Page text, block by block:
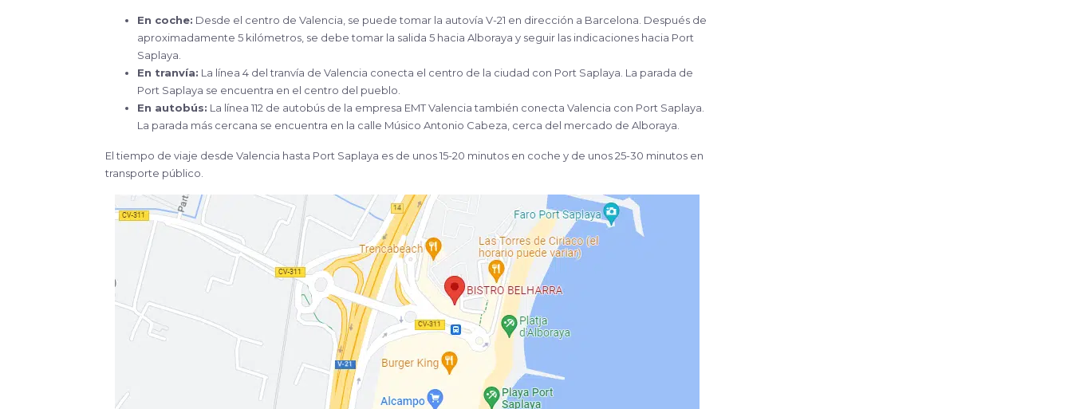
En coche: Desde el centro de Valencia, se puede tomar la autovía V-21 en dirección a Barcelona. Después de
aproximadamente 5 kilómetros, se debe tomar la salida 5 hacia Alboraya y seguir las indicaciones hacia Port
Saplaya.
En tranvía: La línea 4 del tranvía de Valencia conecta el centro de la ciudad con Port Saplaya. La parada de
Port Saplaya se encuentra en el centro del pueblo.
En autobús: La línea 112 de autobús de la empresa EMT Valencia también conecta Valencia con Port Saplaya.
La parada más cercana se encuentra en la calle Músico Antonio Cabeza, cerca del mercado de Alboraya.
El tiempo de viaje desde Valencia hasta Port Saplaya es de unos 15-20 minutos en coche y de unos 25-30 minutos en
transporte público.